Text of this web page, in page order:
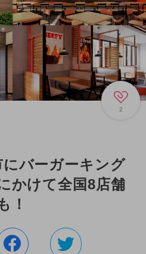
2
バーガーキング
かけて全国8店舗
！